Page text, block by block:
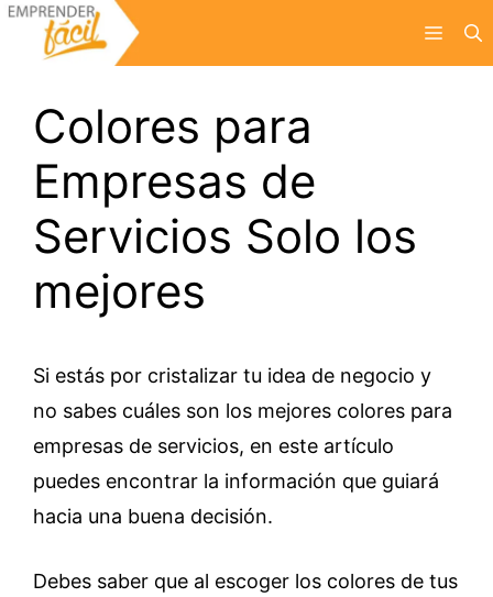
Saltar
Menú
Colores para
Empresas de
Servicios Solo los
mejores
Si estás por cristalizar tu idea de negocio y
no sabes cuáles son los mejores colores para
empresas de servicios, en este artículo
puedes encontrar la información que guiará
hacia una buena decisión.
Debes saber que al escoger los colores de tus